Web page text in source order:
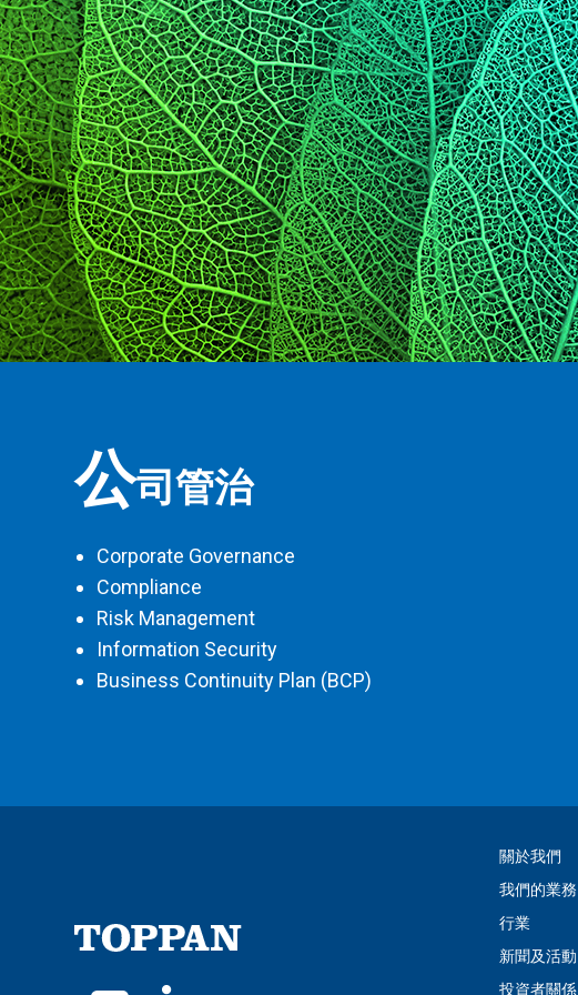
公司管治
Corporate Governance
Compliance
Risk Management
Information Security
Business Continuity Plan (BCP)
關於我們
我們的業務
行業
新聞及活動
投資者關係